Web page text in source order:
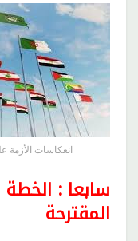
انعكاسات الأزمة
سابعا : الخطة
المقترحة